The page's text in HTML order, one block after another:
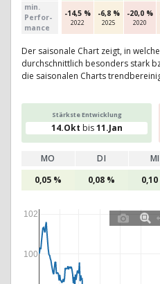
min.
Per­for­
mance
-14,5 %
2022
-6,8 %
2025
-20,0 %
2020
Der saisonale Chart zeigt, in
durchschnittlich besonders stark
die saisonalen Charts
100
102
Stärkste Entwicklung
14.Okt bis11.Jan
MO DI MI
0,05 %
0,08 % 0,10